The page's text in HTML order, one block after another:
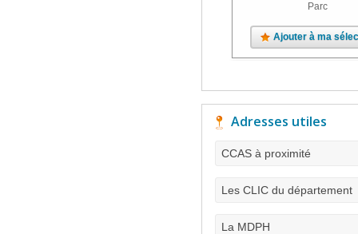
Parc
Ajouter à ma
Adresses utiles
CCAS à proximité
Les CLIC du département
La MDPH